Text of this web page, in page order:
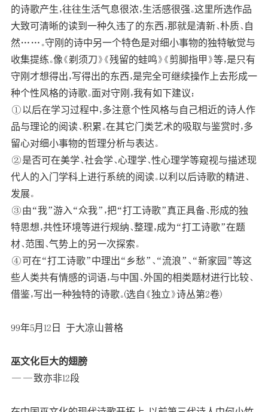
的诗歌产生，往往生活气息很浓，生活感很强。这里所选作品
大致可清晰的读到一种久违了的东西，那就是清新、朴质、自
然……。守刚的诗中另一个特色是对细小事物的独特敏觉与
收集提练。像《剃须刀》《残留的蛙鸣》《剪脚指甲》等，是只有
守刚才想得出，写得出的东西，是完全可继续操作上去形成一
种个性风格的诗歌。面对守刚，我有如下建议：
①以后在学习过程中，多注意个性风格与自己相近的诗人作
品与理论的阅读、积累。在其它门类艺术的吸取与鉴赏时，多
留心对细小事物的哲理分析与表达。
②是否可在美学、社会学、心理学、性心理学等窥视与描述现
代人的入门学科上进行系统的阅读。以利以后诗歌的精进、
发展。
③由“我”游入“众我”，把“打工诗歌”真正具备、形成的独
特思想，共性环境等进行规纳、整理，成为“打工诗歌”在题
材、范围、气势上的另一次探索。
④可在“打工诗歌”中理出“乡愁”、“流浪”、“新家园”等这
些人类共有情感的词语，与中国、外国的相类题材进行比较、
借鉴，写出一种独特的诗歌。(选自《独立》诗丛第2卷)
99年5月12日 于大凉山普格
巫文化巨大的翅膀
——致亦非12段